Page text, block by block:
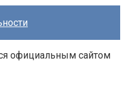
официальным сайтом